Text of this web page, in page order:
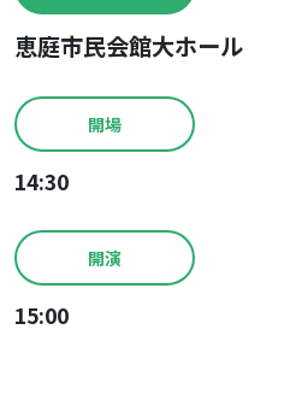
恵庭市民会館大ホール
開場
14:30
開演
15:00